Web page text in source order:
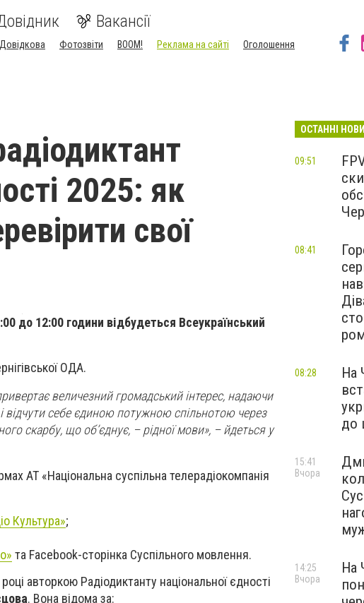
Вакансії
Довідкова Фотозвіти BOOM! Реклама на сайті
Оголошення
2025: як
свої
до 12:00 години відбудеться Всеукраїнський
ОДА.
величезний громадський інтерес, надаючи
відчути себе єдиною потужною спільнотою через
скарбу, що об’єднує, – рідної мови», – йдеться у
АТ «Національна суспільна телерадіокомпанія
Культура»;
та Facebook-сторінка Суспільного мовлення.
авторкою Радіодиктанту національної єдності
. Вона відома за:
ОСТАННІ
09:51
08:41
На
до
08:28
15:41
Вчора
На
14:25
Вчора